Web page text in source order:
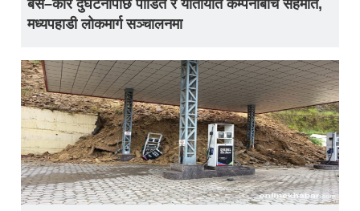
बस–कार दुर्घटनापछि पीडित र यातायात कम्पनीबीच सहमति,
मध्यपहाडी लोकमार्ग सञ्चालनमा